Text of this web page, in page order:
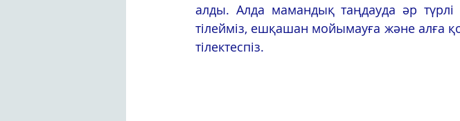
алды. Алда мамандық таңдауда әр түрлі
тілейміз, ешқашан мойымауға және алға
тілектеспіз.